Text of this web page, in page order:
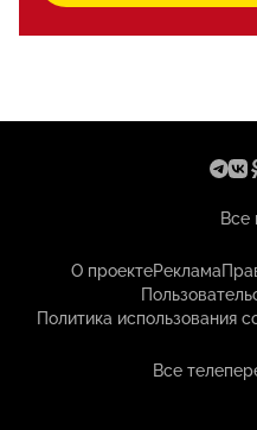
Все
О проектеРеклама
Политика использования
Все